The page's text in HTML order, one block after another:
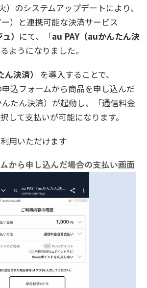
）のシステムアップデートにより、
）と連携可能な決済サービス
） にて、「au PAY（auかんたん決
ようになりました。
決済）
を導入することで、
込フォームから商品を申し込んだ
んたん決済）が起動し、「通信料金
して支払いが可能になります。
用いただけます